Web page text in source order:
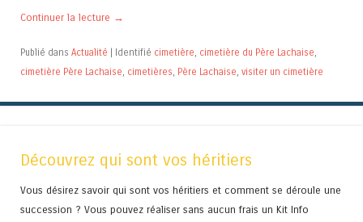
Continuer la lecture →
Publié dans Actualité Identifié cimetière, cimetière du Père Lachaise,
cimetière Père Lachaise, cimetières, Père Lachaise, visiter un cimetière
Découvrez qui sont vos héritiers
Vous désirez savoir qui sont vos héritiers et comment se déroule une
succession ? Vous pouvez réaliser sans aucun frais un Kit Info